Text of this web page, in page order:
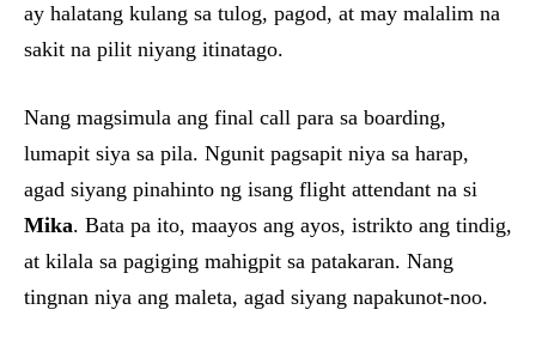
ay halatang kulang sa tulog, pagod, at may malalim na
sakit na pilit niyang itinatago.
Nang magsimula ang final call para sa boarding,
lumapit siya sa pila. Ngunit pagsapit niya sa harap,
agad siyang pinahinto ng isang flight attendant na si
Mika. Bata pa ito, maayos ang ayos, istrikto ang tindig,
at kilala sa pagiging mahigpit sa patakaran. Nang
tingnan niya ang maleta, agad siyang napakunot-noo.